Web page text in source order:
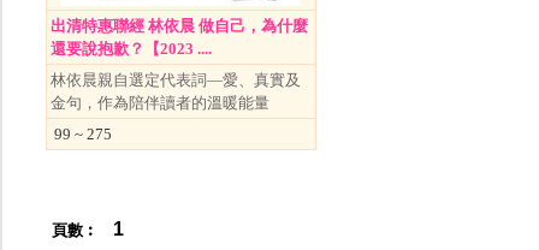
出清特惠聯經 林依晨 做自己，為什麼
還要說抱歉？【2023 ....
林依晨親自選定代表詞—愛、真實及
金句，作為陪伴讀者的溫暖能量
99 ~ 275
頁數︰ 1